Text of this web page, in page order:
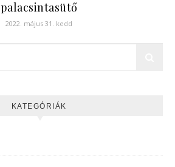
palacsintasütő
2022. május 31. kedd
KATEGÓRIÁK